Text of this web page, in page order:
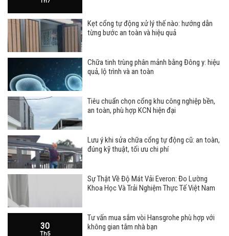
Kẹt cổng tự động xử lý thế nào: hướng dẫn
từng bước an toàn và hiệu quả
Chữa tinh trùng phân mảnh bằng Đông y: hiệu
quả, lộ trình và an toàn
Tiêu chuẩn chọn cổng khu công nghiệp bền,
an toàn, phù hợp KCN hiện đại
Lưu ý khi sửa chữa cổng tự động cũ: an toàn,
đúng kỹ thuật, tối ưu chi phí
Sự Thật Về Độ Mát Vải Everon: Đo Lường
Khoa Học Và Trải Nghiệm Thực Tế Việt Nam
30
Th5
Tư vấn mua sắm vòi Hansgrohe phù hợp với
không gian tắm nhà bạn